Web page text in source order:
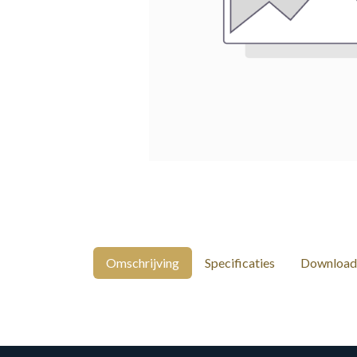
Omschrijving Specificaties